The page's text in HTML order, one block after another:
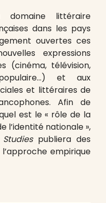
domaine littéraire
dans les pays
ouvertes ces
expressions
(cinéma, télévision,
et aux
et littéraires de
Afin de
est le « rôle de la
l’identité nationale »,
publiera des
empirique